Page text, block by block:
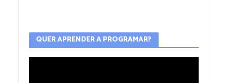
QUER APRENDER A PROGRAMAR?